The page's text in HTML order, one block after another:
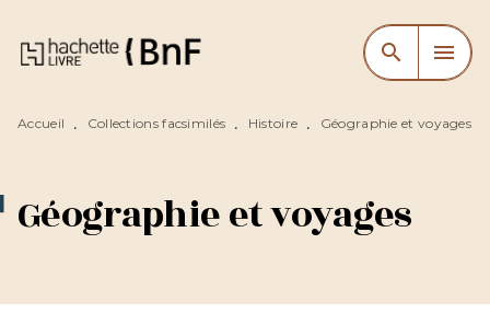
MENU RECHERCHE
CONTENU
search menu
Accueil • Collections facsimilés • Histoire • Géographie et voyages
Géographie et voyages